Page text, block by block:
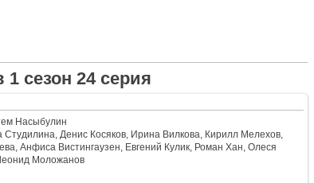
1 сезон 24 серия
Насыбулин
Студилина, Денис Косяков, Ирина Вилкова, Кирилл Мелехов,
Анфиса Вистингаузен, Евгений Кулик, Роман Хан, Олеся
Моложанов